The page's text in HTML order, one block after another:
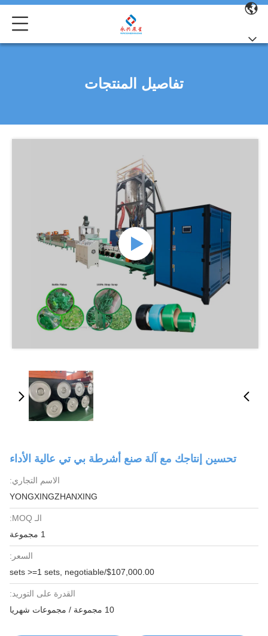
تفاصيل المنتجات
تحسين إنتاجك مع آلة صنع أشرطة بي تي عالية الأداء
الاسم التجاري:
YONGXINGZHANXING
الـ MOQ:
1 مجموعة
السعر:
$107,000.00/sets >=1 sets, negotiable
القدرة على التوريد:
10 مجموعة / مجموعات شهريا